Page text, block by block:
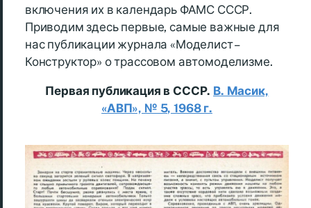
включения их в календарь ФАМС СССР.
Приводим здесь первые, самые важные для
нас публикации журнала «Моделист –
Конструктор» о трассовом автомоделизме.
Первая публикация в СССР. В. Масик,
«АВП», № 5, 1968 г.